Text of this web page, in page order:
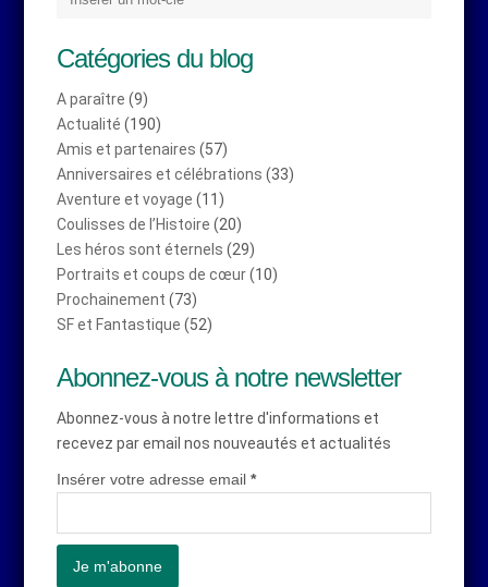
Catégories du blog
A paraître (9)
Actualité (190)
Amis et partenaires (57)
Anniversaires et célébrations (33)
Aventure et voyage (11)
Coulisses de l’Histoire (20)
Les héros sont éternels (29)
Portraits et coups de cœur(10)
Prochainement (73)
SF et Fantastique (52)
Abonnez-vous à notre newsletter
Abonnez-vous à notre lettre d'informations et
recevez par email nos nouveautés et actualités
Insérer votre adresse email*